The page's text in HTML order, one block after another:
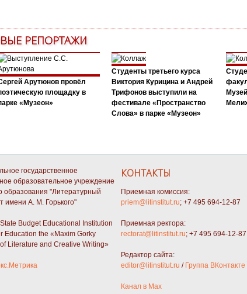
РЕПОРТАЖИ
Арутюнов провёл
площадку в
«Музеон»
Студенты третьего курса
Виктория Курицина и Андрей
Трифонов выступили на
фестивале «Пространство
Слова» в парке «Музеон»
государственное
образовательное учреждение
образования "Литературный
имени А. М. Горького"
Budget Educational Institution
Education the «Maxim Gorky
of Literature and Creative Writing»
КОНТАКТЫ
Приемная комиссия:
priem@litinstitut.ru; +7 495 694-12-87
Приемная ректора:
rectorat@litinstitut.ru; +7 495 694-12-87
Редактор сайта:
editor@litinstitut.ru / Группа ВКонтакте
Канал в Max